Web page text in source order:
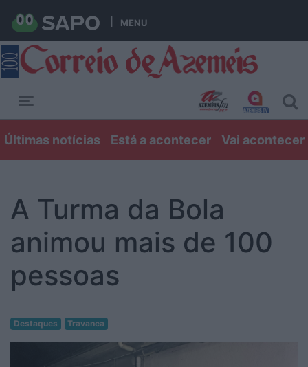
MENU
Últimas notícias Está a acontecer Vai acontecer
A Turma da Bola
animou mais de 100
pessoas
Destaques Travanca